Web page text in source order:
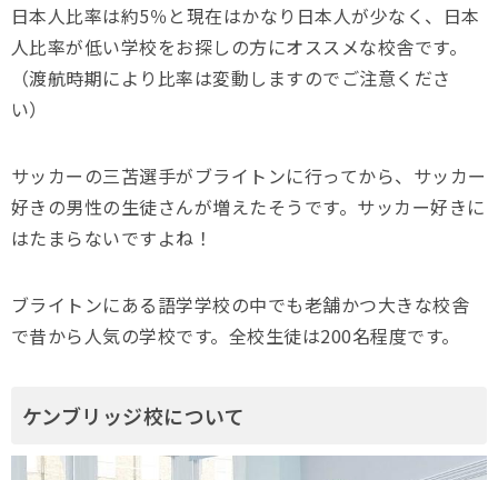
日本人比率は約5％と現在はかなり日本人が少なく、日本
人比率が低い学校をお探しの方にオススメな校舎です。
（渡航時期により比率は変動しますのでご注意くださ
い）
サッカーの三苫選手がブライトンに行ってから、サッカー
好きの男性の生徒さんが増えたそうです。サッカー好きに
はたまらないですよね！
ブライトンにある語学学校の中でも老舗かつ大きな校舎
で昔から人気の学校です。全校生徒は200名程度です。
ケンブリッジ校について